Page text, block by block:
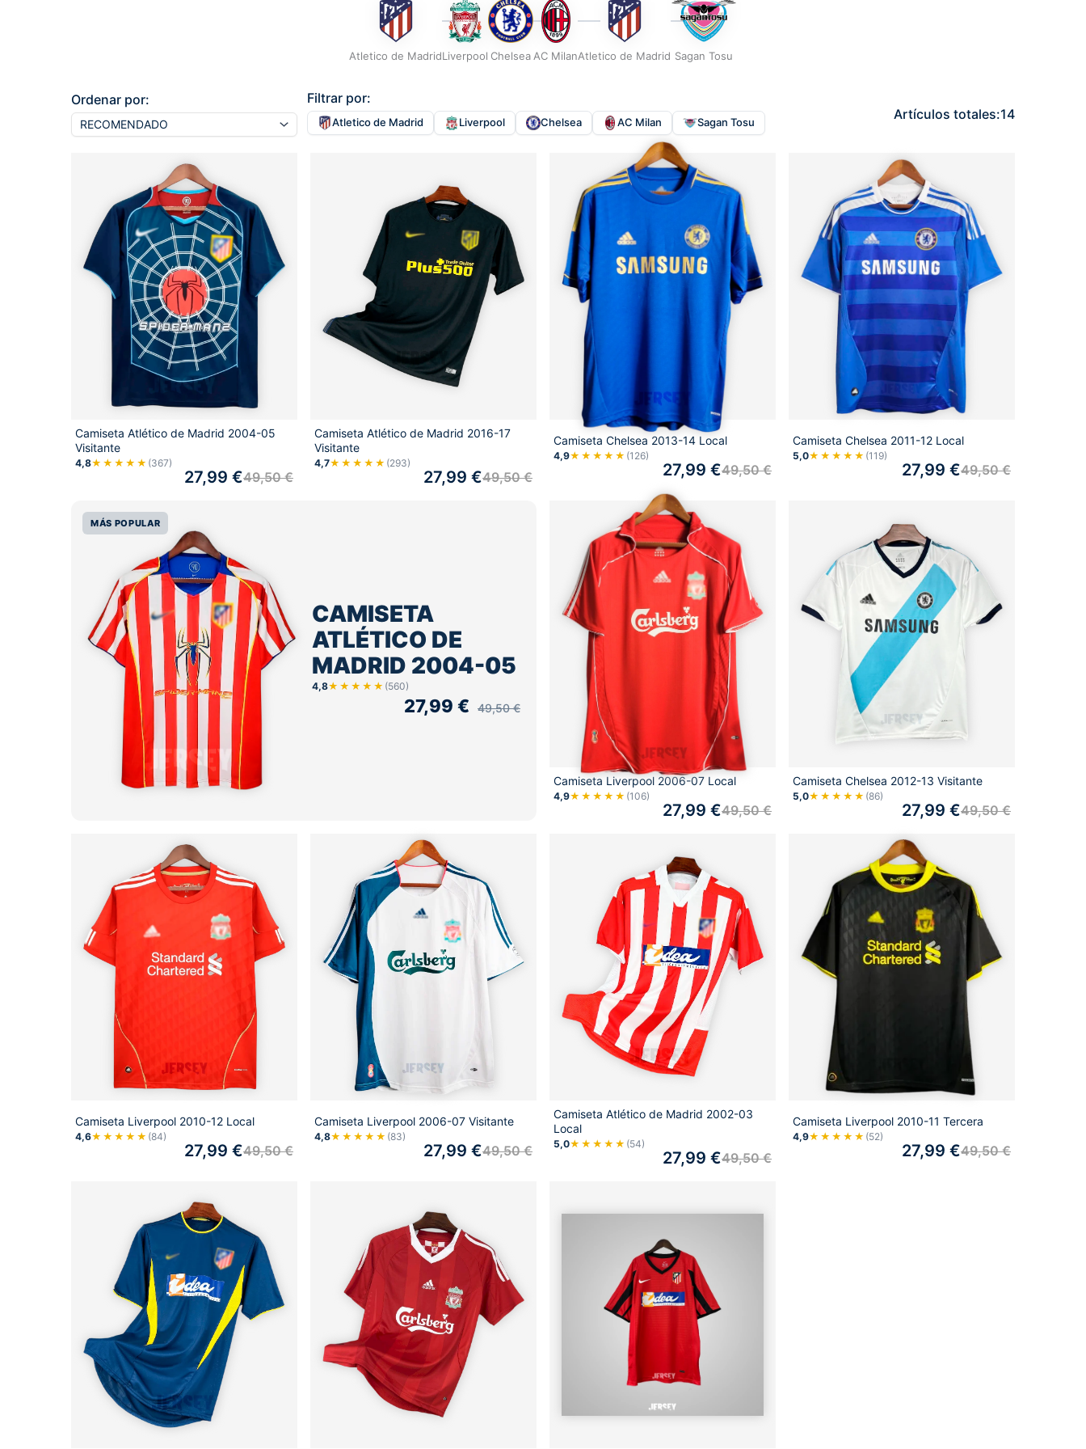
Atletico de MadridLiverpool Chelsea AC MilanAtletico de Madrid Sagan Tosu
Ordenar por: Filtrar por:
Atletico de Madrid Liverpool Chelsea AC Milan Sagan Tosu Artículos totales:14
Camiseta Atlético de Madrid 2004-05
Visitante
4,8★★★★★ (367)
49,50€
27,99 €
Camiseta Atlético de Madrid 2016-17
Visitante
4,7★★★★★ (293)
49,50€
27,99 €
Camiseta Chelsea 2013-14 Local
4,9★★★★★ (126)
49,50€
27,99 €
Camiseta Chelsea 2011-12 Local
5,0★★★★★ (119)
49,50€
27,99 €
MÁS POPULAR
CAMISETA
ATLÉTICO DE
MADRID 2004-05
4,8★★★★★ (560)
49,50€
27,99 €
Camiseta Liverpool 2006-07 Local
4,9★★★★★ (106)
49,50€
27,99 €
Camiseta Chelsea 2012-13 Visitante
5,0★★★★★ (86)
49,50€
27,99 €
Camiseta Liverpool 2010-12 Local
4,6★★★★★ (84)
49,50€
27,99 €
Camiseta Liverpool 2006-07 Visitante
4,8★★★★★ (83)
49,50€
27,99 €
Camiseta Atlético de Madrid 2002-03
Local
5,0★★★★★ (54)
49,50€
27,99 €
Camiseta Liverpool 2010-11 Tercera
4,9★★★★★ (52)
49,50€
27,99 €